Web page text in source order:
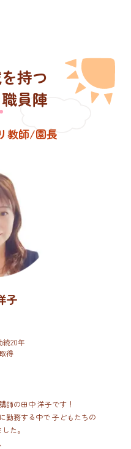
持つ
員陣
教師/園長
子
20年
得
師の田中 洋子です！
勤務する中で 子どもたちの
た。